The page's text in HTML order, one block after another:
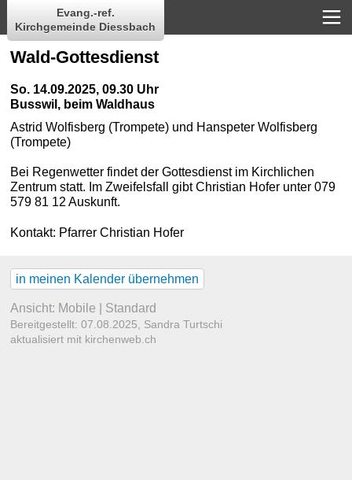
Evang.-ref.
Kirchgemeinde Diessbach
Wald-Gottesdienst
So. 14.09.2025, 09.30 Uhr
Busswil, beim Waldhaus
Astrid Wolfisberg (Trompete) und Hanspeter Wolfisberg
(Trompete)
Bei Regenwetter findet der Gottesdienst im Kirchlichen
Zentrum statt. Im Zweifelsfall gibt Christian Hofer unter 079
579 81 12 Auskunft.
Kontakt: Pfarrer Christian Hofer
in meinen Kalender übernehmen
Ansicht: Mobile Standard
Bereitgestellt: 07.08.2025, Sandra Turtschi
aktualisiert mit kirchenweb.ch